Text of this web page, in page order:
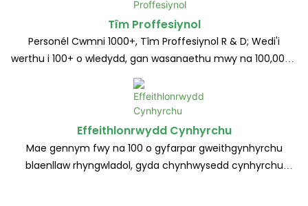
Tîm Proffesiynol
Personél Cwmni 1000+, Tîm Proffesiynol R & D; Wedi'i
werthu i 100+ o wledydd, gan wasanaethu mwy na 100,000+
o gwsmeriaid
Effeithlonrwydd Cynhyrchu
Mae gennym fwy na 100 o gyfarpar gweithgynhyrchu
blaenllaw rhyngwladol, gyda chynhwysedd cynhyrchu